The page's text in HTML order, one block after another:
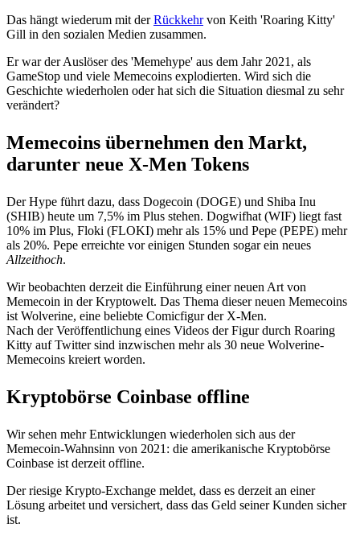
Das hängt wiederum mit derRückkehrvon Keith 'Roaring Kitty'
Gill in den sozialen Medien zusammen.
Er war der Auslöser des 'Memehype' aus dem Jahr 2021, als
GameStop und viele Memecoins explodierten. Wird sich die
Geschichte wiederholen oder hat sich die Situation diesmal zu sehr
verändert?
Memecoins übernehmen den Markt,
darunter neue X-Men Tokens
Der Hype führt dazu, dass Dogecoin (DOGE) und Shiba Inu
(SHIB) heute um 7,5% im Plus stehen. Dogwifhat (WIF) liegt fast
10% im Plus, Floki (FLOKI) mehr als 15% und Pepe (PEPE) mehr
als 20%. Pepe erreichte vor einigen Stunden sogar ein neues
Allzeithoch.
Wir beobachten derzeit die Einführung einer neuen Art von
Memecoin in der Kryptowelt. Das Thema dieser neuen Memecoins
ist Wolverine, eine beliebte Comicfigur der X-Men.
Nach der Veröffentlichung eines Videos der Figur durch Roaring
Kitty auf Twitter sind inzwischen mehr als 30 neue Wolverine-
Memecoins kreiert worden.
Kryptobörse Coinbase offline
Wir sehen mehr Entwicklungen wiederholen sich aus der
Memecoin-Wahnsinn von 2021: die amerikanische Kryptobörse
Coinbase ist derzeit offline.
Der riesige Krypto-Exchange meldet, dass es derzeit an einer
Lösung arbeitet und versichert, dass das Geld seiner Kunden sicher
ist.